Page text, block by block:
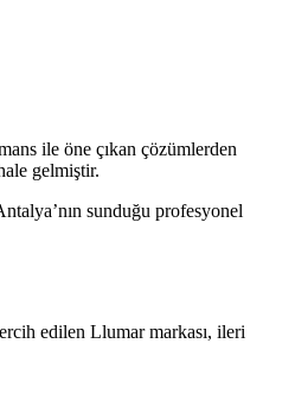
ile öne çıkan çözümlerden
gelmiştir.
sunduğu profesyonel
edilen Llumar markası, ileri